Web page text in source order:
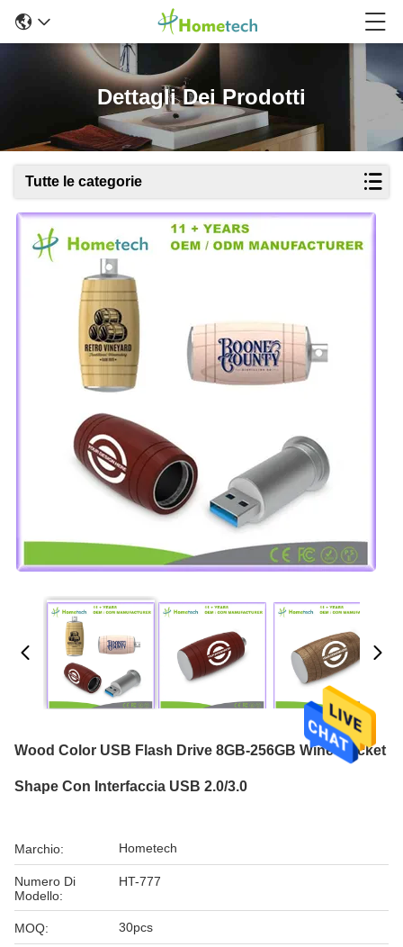
Dettagli Dei Prodotti
Tutte le categorie
Wood Color USB Flash Drive 8GB-256GB Wine Bucket
Shape Con Interfaccia USB 2.0/3.0
Marchio: Hometech
Numero Di
Modello:
HT-777
MOQ: 30pcs